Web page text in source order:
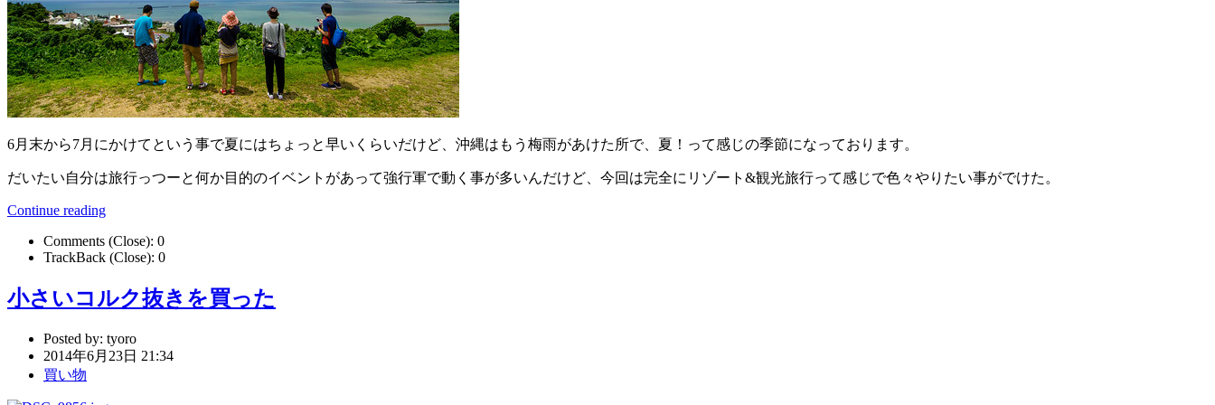
6月末から7月にかけてという事で夏にはちょっと早いくらいだけど、沖縄はもう梅雨があけた所で、夏！って感じの季節になっております。
だいたい自分は旅行っつーと何か目的のイベントがあって強行軍で動く事が多いんだけど、今回は完全にリゾート&観光旅行って感じで色々やりたい事がでけた。
Continue reading
Comments (Close): 0
TrackBack (Close): 0
小さいコルク抜きを買った
Posted by: tyoro
2014年6月23日 21:34
買い物